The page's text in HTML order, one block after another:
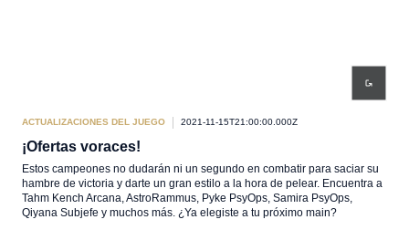
ACTUALIZACIONES DEL JUEGO 2021-11-15T21:00:00.000Z
¡Ofertas voraces!
Estos campeones no dudarán ni un segundo en combatir para saciar su
hambre de victoria y darte un gran estilo a la hora de pelear. Encuentra a
Tahm Kench Arcana, AstroRammus, Pyke PsyOps, Samira PsyOps,
Qiyana Subjefe y muchos más. ¿Ya elegiste a tu próximo main?